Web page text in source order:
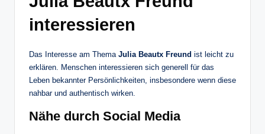
interessieren
Das Interesse am Thema Julia Beautx Freund ist leicht zu
erklären. Menschen interessieren sich generell für das
Leben bekannter Persönlichkeiten, insbesondere wenn diese
nahbar und authentisch wirken.
Nähe durch Social Media